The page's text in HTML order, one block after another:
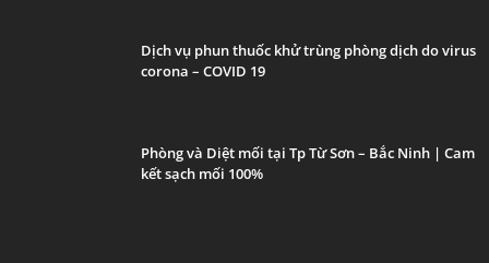
Dịch vụ phun thuốc khử trùng phòng dịch do virus
corona – COVID 19
Phòng và Diệt mối tại Tp Từ Sơn – Bắc Ninh | Cam
kết sạch mối 100%